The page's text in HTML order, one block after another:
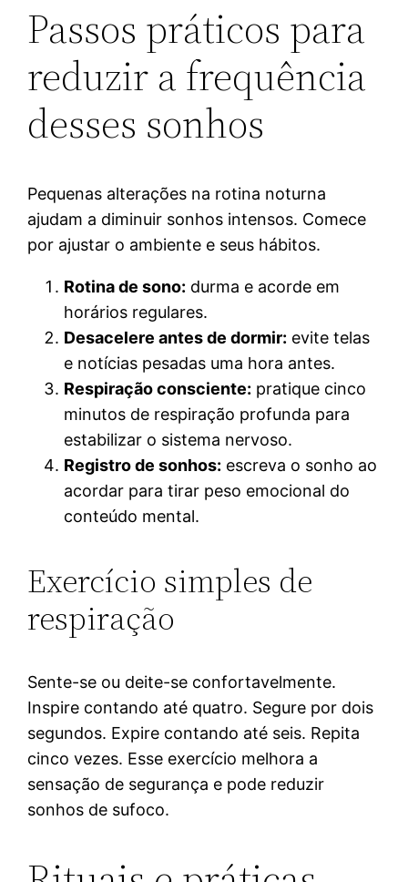
Passos práticos para
reduzir a frequência
desses sonhos
Pequenas alterações na rotina noturna
ajudam a diminuir sonhos intensos. Comece
por ajustar o ambiente e seus hábitos.
Rotina de sono: durma e acorde em
horários regulares.
Desacelere antes de dormir: evite telas
e notícias pesadas uma hora antes.
Respiração consciente: pratique cinco
minutos de respiração profunda para
estabilizar o sistema nervoso.
Registro de sonhos: escreva o sonho ao
acordar para tirar peso emocional do
conteúdo mental.
Exercício simples de
respiração
Sente-se ou deite-se confortavelmente.
Inspire contando até quatro. Segure por dois
segundos. Expire contando até seis. Repita
cinco vezes. Esse exercício melhora a
sensação de segurança e pode reduzir
sonhos de sufoco.